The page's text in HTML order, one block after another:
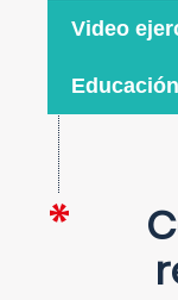
Video